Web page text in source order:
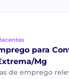
para
Mg
de emprego